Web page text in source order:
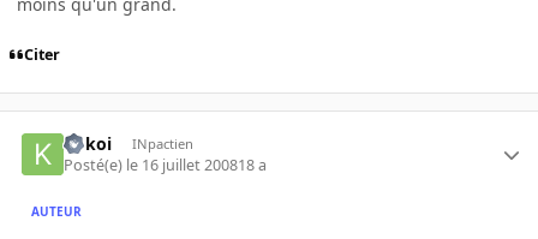
Citer
kokoi INpactien
Posté(e) le 16 juillet 200818 a
AUTEUR